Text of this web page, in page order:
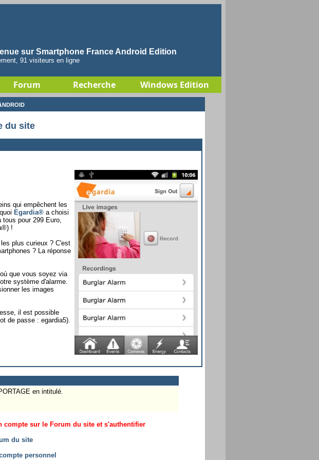
sur Smartphone France Android Edition
91 visiteurs en ligne
Forum Recherche Windows Edition
du site
qui empêchent les
Egardia® a choisi
pour 299 Euro,
!
plus curieux ? C'est
? La réponse
que vous soyez via
système d'alarme.
les images
il est possible
de passe : egardia5).
en intitulé.
sur le Forum du site et s'authentifier
du site
personnel